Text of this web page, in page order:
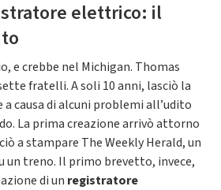
elettrico: il
e crebbe nel Michigan. Thomas
fratelli. A soli 10 anni, lasciò la
causa di alcuni problemi all’udito
La prima creazione arrivò attorno
a stampare The Weekly Herald, un
un treno. Il primo brevetto, invece,
di un registratore